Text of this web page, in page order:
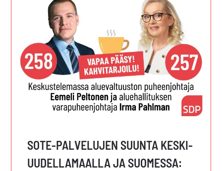
SOTE-PALVELUJEN SUUNTA KESKI-
UUDELLAMAALLA JA SUOMESSA: